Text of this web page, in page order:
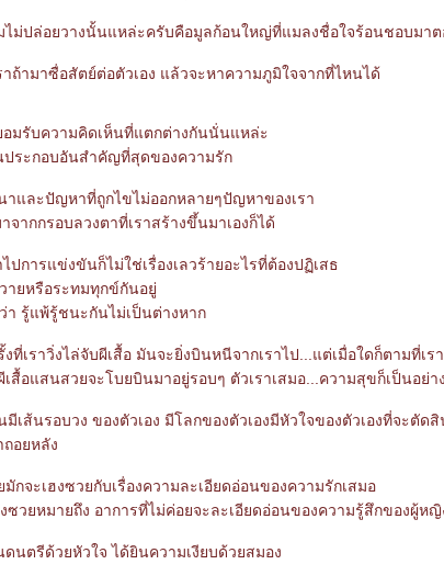
ไม่ปล่อยวางนั้นแหล่ะครับคือมูลก้อนใหญ่ที่แมลงชื่อใจร้อนชอบมาต
าถ้ามาซื่อสัตย์ต่อตัวเอง แล้วจะหาความภูมิใจจากที่ไหนได้
อมรับความคิดเห็นที่แตกต่างกันนั่นแหล่ะ
ประกอบอันสำคัญที่สุดของความรัก
าและปัญหาที่ถูกไขไม่ออกหลายๆปัญหาของเรา
จากกรอบลวงตาที่เราสร้างขึ้นมาเองก็ได้
ไปการแข่งขันก็ไม่ใช่เรื่องเลวร้ายอะไรที่ต้องปฏิเสธ
ายหรือระทมทุกข์กันอยู่
า รู้แพ้รู้ชนะกันไม่เป็นต่างหาก
งที่เราวิ่งไล่จับผีเสื้อ มันจะยิ่งบินหนีจากเราไป...แต่เมื่อใดก็ตามที่เร
เสื้อแสนสวยจะโบยบินมาอยู่รอบๆ ตัวเราเสมอ...ความสุขก็เป็นอย่
มีเส้นรอบวง ของตัวเอง มีโลกของตัวเองมีหัวใจของตัวเองที่จะตัด
อยหลัง
มักจะเฮงซวยกับเรื่องความละเอียดอ่อนของความรักเสมอ
ซวยหมายถึง อาการที่ไม่ค่อยจะละเอียดอ่อนของความรู้สึกของผู้หญิ
ดนตรีด้วยหัวใจ ได้ยินความเงียบด้วยสมอง